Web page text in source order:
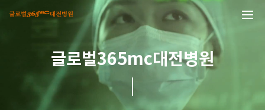
글로벌365mc대전병원